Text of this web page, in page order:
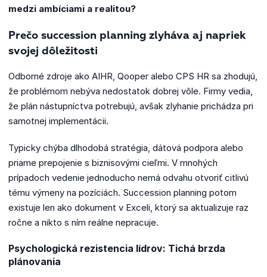
medzi ambíciami a realitou?
Prečo succession planning zlyháva aj napriek
svojej dôležitosti
Odborné zdroje ako AIHR, Qooper alebo CPS HR sa zhodujú,
že problémom nebýva nedostatok dobrej vôle. Firmy vedia,
že plán nástupníctva potrebujú, avšak zlyhanie prichádza pri
samotnej implementácii.
Typicky chýba dlhodobá stratégia, dátová podpora alebo
priame prepojenie s biznisovými cieľmi. V mnohých
prípadoch vedenie jednoducho nemá odvahu otvoriť citlivú
tému výmeny na pozíciách. Succession planning potom
existuje len ako dokument v Exceli, ktorý sa aktualizuje raz
ročne a nikto s ním reálne nepracuje.
Psychologická rezistencia lídrov: Tichá brzda
plánovania